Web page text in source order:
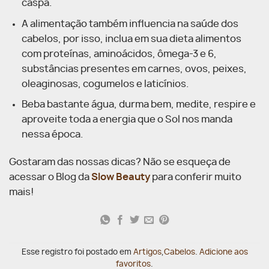
caspa.
A alimentação também influencia na saúde dos
cabelos, por isso, inclua em sua dieta alimentos
com proteínas, aminoácidos, ômega-3 e 6,
substâncias presentes em carnes, ovos, peixes,
oleaginosas, cogumelos e laticínios.
Beba bastante água, durma bem, medite, respire e
aproveite toda a energia que o Sol nos manda
nessa época.
Gostaram das nossas dicas? Não se esqueça de
acessar o Blog daSlow Beautypara conferir muito
mais!
Esse registro foi postado em Artigos,Cabelos. Adicione aos
favoritos.